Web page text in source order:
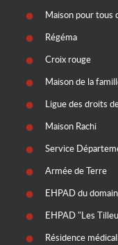
Maison pour tous
Régéma
Croix rouge
Maison de la
Ligue des droits
Maison Rachi
Service
Armée de Terre
EHPAD du
EHPAD "Les
Résidence